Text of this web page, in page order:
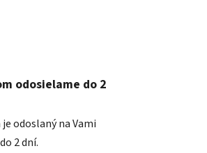
odosielame do 2
odoslaný na Vami
2 dní.